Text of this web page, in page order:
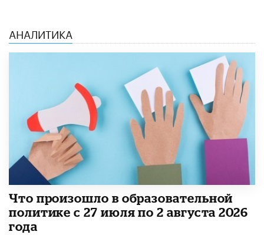
АНАЛИТИКА
​Что произошло в образовательной
политике с 27 июля по 2 августа 2026
года